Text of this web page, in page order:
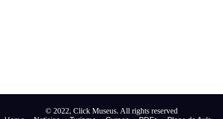
© 2022, Click Museus. All rights reserved